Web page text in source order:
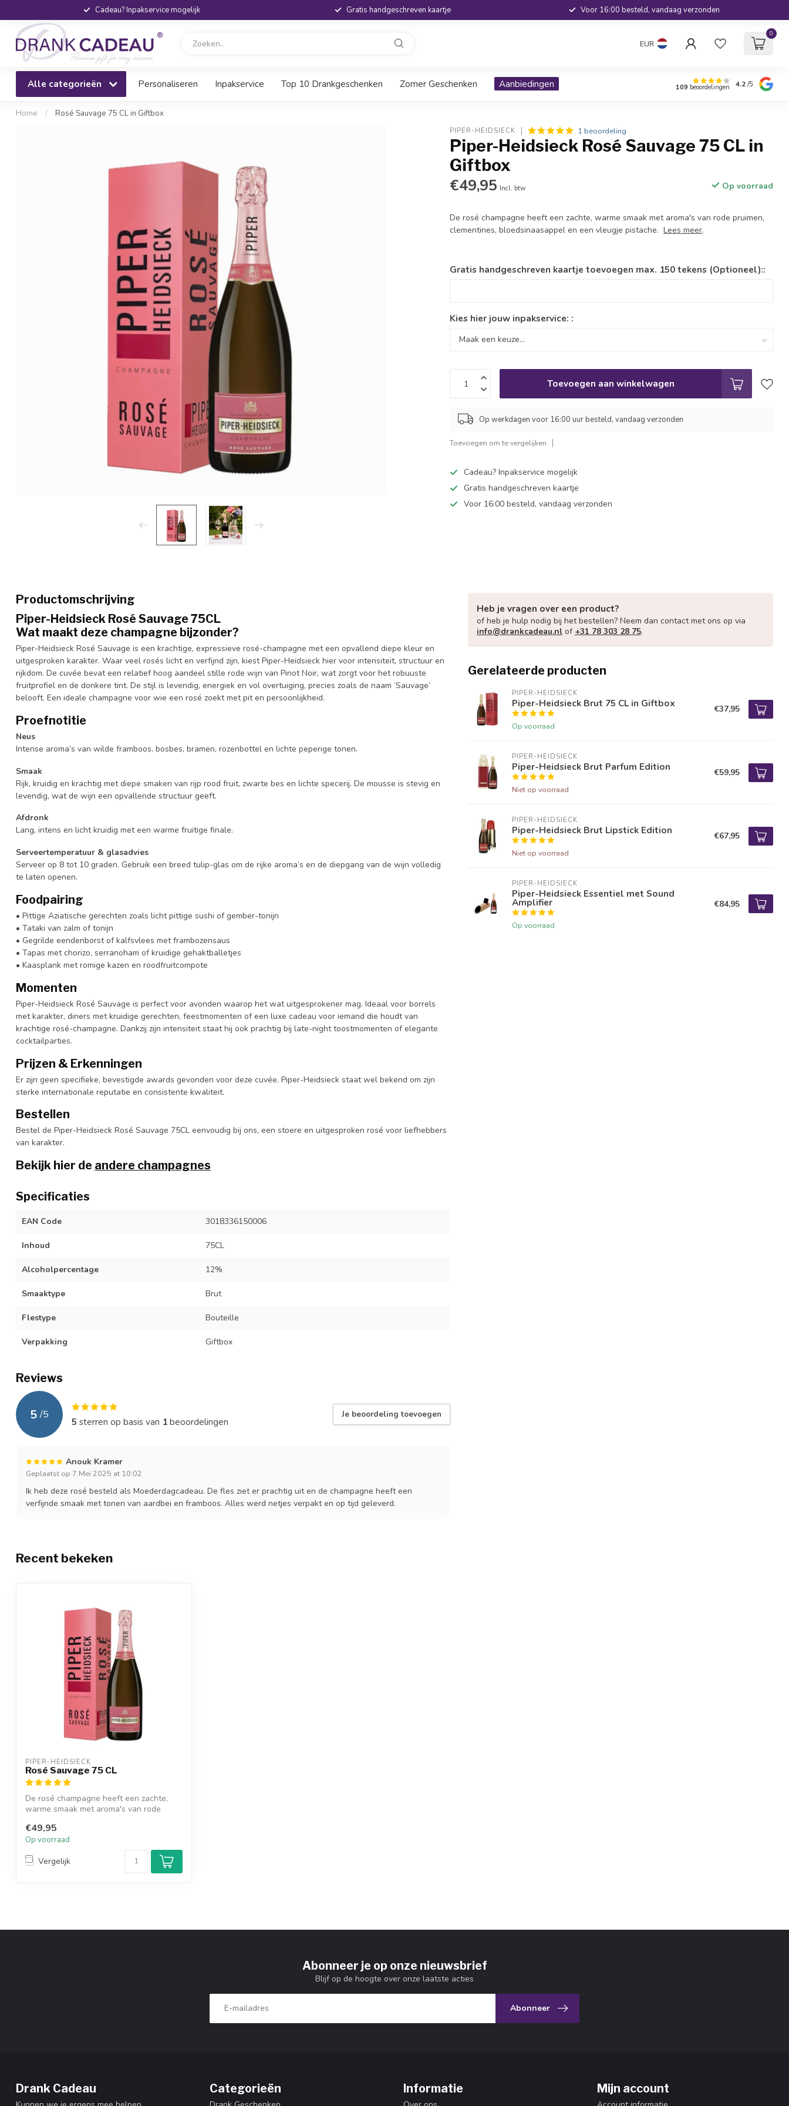
Cadeau? Inpakservice mogelijk Gratis handgeschreven kaartje Voor 16:00 besteld, vandaag verzonden
EUR
0
Alle categorieën Personaliseren Inpakservice Top 10 Drankgeschenken Zomer Geschenken Aanbiedingen 109 beoordelingen 4.2/5
Home / Rosé Sauvage 75 CL in Giftbox
PIPER-HEIDSIECK 1 beoordeling
Piper-Heidsieck Rosé Sauvage 75 CL in
Giftbox
€49,95 Incl. btw Op voorraad
De rosé champagne heeft een zachte, warme smaak met aroma's van rode pruimen,
clementines, bloedsinaasappel en een vleugje pistache.Lees meer.
Gratis handgeschreven kaartje toevoegen max. 150 tekens (Optioneel)::
Kies hier jouw inpakservice: :
Toevoegen aan winkelwagen
Op werkdagen voor 16:00 uur besteld, vandaag verzonden
Toevoegen om te vergelijken
Cadeau? Inpakservice mogelijk
Gratis handgeschreven kaartje
Voor 16:00 besteld, vandaag verzonden
Productomschrijving
Piper-Heidsieck Rosé Sauvage 75CL
Wat maakt deze champagne bijzonder?
Piper-Heidsieck Rosé Sauvage is een krachtige, expressieve rosé-champagne met een opvallend diepe kleur en
uitgesproken karakter. Waar veel rosés licht en verfijnd zijn, kiest Piper-Heidsieck hier voor intensiteit, structuur en
rijkdom. De cuvée bevat een relatief hoog aandeel stille rode wijn van Pinot Noir, wat zorgt voor het robuuste
fruitprofiel en de donkere tint. De stijl is levendig, energiek en vol overtuiging, precies zoals de naam ‘Sauvage’
belooft. Een ideale champagne voor wie een rosé zoekt met pit en persoonlijkheid.
Proefnotitie
Neus
Intense aroma’s van wilde framboos, bosbes, bramen, rozenbottel en lichte peperige tonen.
Smaak
Rijk, kruidig en krachtig met diepe smaken van rijp rood fruit, zwarte bes en lichte specerij. De mousse is stevig en
levendig, wat de wijn een opvallende structuur geeft.
Afdronk
Lang, intens en licht kruidig met een warme fruitige finale.
Serveertemperatuur & glasadvies
Serveer op 8 tot 10 graden. Gebruik een breed tulip-glas om de rijke aroma’s en de diepgang van de wijn volledig
te laten openen.
Foodpairing
• Pittige Aziatische gerechten zoals licht pittige sushi of gember-tonijn
• Tataki van zalm of tonijn
• Gegrilde eendenborst of kalfsvlees met frambozensaus
• Tapas met chorizo, serranoham of kruidige gehaktballetjes
• Kaasplank met romige kazen en roodfruitcompote
Momenten
Piper-Heidsieck Rosé Sauvage is perfect voor avonden waarop het wat uitgesprokener mag. Ideaal voor borrels
met karakter, diners met kruidige gerechten, feestmomenten of een luxe cadeau voor iemand die houdt van
krachtige rosé-champagne. Dankzij zijn intensiteit staat hij ook prachtig bij late-night toostmomenten of elegante
cocktailparties.
Prijzen & Erkenningen
Er zijn geen specifieke, bevestigde awards gevonden voor deze cuvée. Piper-Heidsieck staat wel bekend om zijn
sterke internationale reputatie en consistente kwaliteit.
Bestellen
Bestel de Piper-Heidsieck Rosé Sauvage 75CL eenvoudig bij ons, een stoere en uitgesproken rosé voor liefhebbers
van karakter.
Bekijk hier de andere champagnes
Specificaties
EAN Code 3018336150006
Inhoud 75CL
Alcoholpercentage 12%
Smaaktype Brut
Flestype Bouteille
Verpakking Giftbox
Reviews
5 /5
5 sterren op basis van 1beoordelingen
Je beoordeling toevoegen
Anouk Kramer
Geplaatst op 7 Mei 2025 at 10:02
Ik heb deze rosé besteld als Moederdagcadeau. De fles ziet er prachtig uit en de champagne heeft een
verfijnde smaak met tonen van aardbei en framboos. Alles werd netjes verpakt en op tijd geleverd.
Heb je vragen over een product?
of heb je hulp nodig bij het bestellen? Neem dan contact met ons op via
info@drankcadeau.nl of +31 78 303 28 75.
Gerelateerde producten
PIPER-HEIDSIECK
Piper-Heidsieck Brut 75 CL in Giftbox
Op voorraad
€37,95
PIPER-HEIDSIECK
Piper-Heidsieck Brut Parfum Edition
Niet op voorraad
€59,95
PIPER-HEIDSIECK
Piper-Heidsieck Brut Lipstick Edition
Niet op voorraad
€67,95
PIPER-HEIDSIECK
Piper-Heidsieck Essentiel met Sound
Amplifier
Op voorraad
€84,95
Recent bekeken
PIPER-HEIDSIECK
Rosé Sauvage 75 CL
De rosé champagne heeft een zachte,
warme smaak met aroma's van rode
€49,95
Op voorraad
Vergelijk
Abonneer je op onze nieuwsbrief
Blijf op de hoogte over onze laatste acties
Abonneer
Drank Cadeau Categorieën Informatie Mijn account